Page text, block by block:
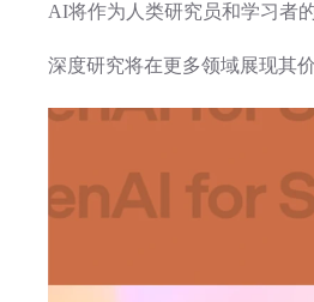
AI将作为人类研究员和学习者
深度研究将在更多领域展现其